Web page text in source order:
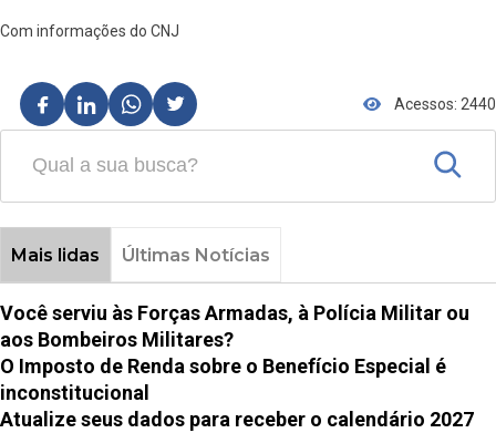
Com informações do CNJ
Acessos: 2440
Mais lidas Últimas Notícias
Você serviu às Forças Armadas, à Polícia Militar ou
aos Bombeiros Militares?
O Imposto de Renda sobre o Benefício Especial é
inconstitucional
Atualize seus dados para receber o calendário 2027